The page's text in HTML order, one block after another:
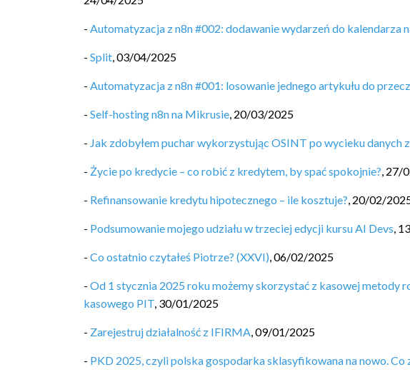
- Automatyzacja z n8n #002: dodawanie wydarzeń do kalendarza
- Split,03/04/2025
- Automatyzacja z n8n #001: losowanie jednego artykułu do
- Self-hosting n8n na Mikrusie, 20/03/2025
- Jak zdobyłem puchar wykorzystując OSINT po wycieku danych
- Życie po kredycie – co robić z kredytem, by spać spokojnie?, 27/
- Refinansowanie kredytu hipotecznego – ile kosztuje?, 20/02/
- Podsumowanie mojego udziału w trzeciej edycji kursu AI Devs,
- Co ostatnio czytałeś Piotrze? (XXVI),06/02/2025
- Od 1 stycznia 2025 roku możemy skorzystać z kasowej metody
kasowego PIT, 30/01/2025
- Zarejestruj działalność z IFIRMA,09/01/2025
- PKD 2025, czyli polska gospodarka sklasyfikowana na nowo. Co